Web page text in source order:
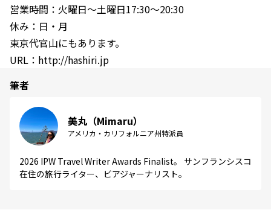
営業時間：火曜日～土曜日17:30～20:30
休み：日・月
東京代官山にもあります。
URL：http://hashiri.jp
筆者
美丸（Mimaru）
アメリカ・カリフォルニア州特派員
2026 IPW Travel Writer Awards Finalist。 サンフランシスコ
在住の旅行ライター、ビアジャーナリスト。